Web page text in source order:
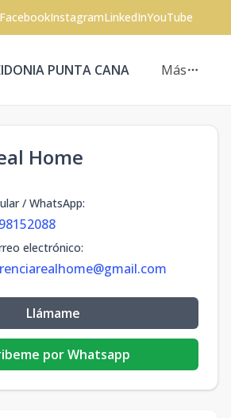
FacebookInstagramLinkedInYouTube
PUNTA CANA Más
Home
/ WhatsApp:
electrónico:
Llámame
por Whatsapp